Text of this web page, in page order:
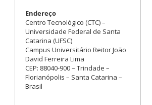
Endereço
Centro Tecnológico (CTC) –
Universidade Federal de Santa
Catarina (UFSC)
Campus Universitário Reitor João
David Ferreira Lima
CEP: 88040-900 – Trindade –
Florianópolis – Santa Catarina –
Brasil